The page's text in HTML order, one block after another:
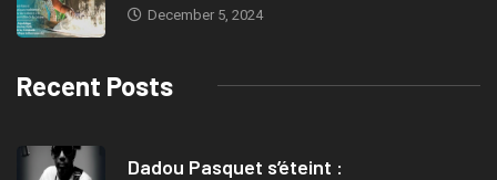
December 5, 2024
Recent Posts
Dadou Pasquet s’éteint :